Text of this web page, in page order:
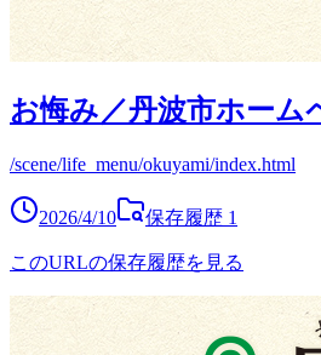
お悔み／丹波市ホーム
/scene/life_menu/okuyami/index.html
2026/4/10 保存履歴 1
このURLの保存履歴を見る